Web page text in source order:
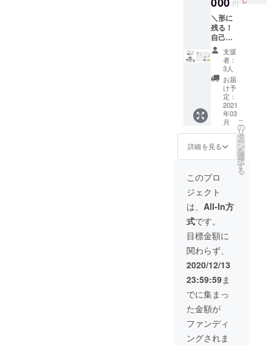
2021年
3月末ま
で有効
してPit
inを受
けるこ
とがで
きま
す。
【リ
ターン
内容】
Pit in 1
回チ
ケット
（担
当：和
久 義
2021年
12月末
まで有
効
円
＼形に
残る！
自己理
解に特
化した
Pit in／
Pit in
6回チ
ケット
withト
リセツ
トリセ
ツ（Pit
in独自
の自己
理解
ツー
ル）を
利用し
たPit in
を6回受
けるこ
とがで
きま
す。
【トリ
セツと
は】 ト
リセツ
には、
自己理
解の
ワーク
が詰
支援
者：
3人
お届
け予
定：
2021
年03
月
詳細を見る
こ
の
リ
タ
ー
ン
を
選
択
す
る
このプロ
ジェクト
は、 All-In方
式です。
目標金額に
関わらず、
2020/12/13
23:59:59ま
でに集まっ
た金額が
ファンディ
ングされま